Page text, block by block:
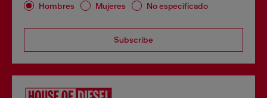
Hombres Mujeres No especificado
Subscribe